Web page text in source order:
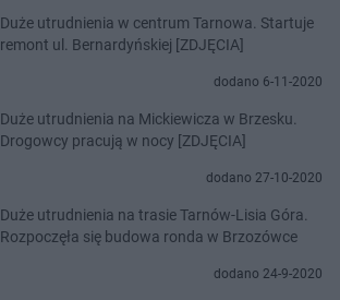
Duże utrudnienia w centrum Tarnowa. Startuje
remont ul. Bernardyńskiej [ZDJĘCIA]
dodano 6-11-2020
Duże utrudnienia na Mickiewicza w Brzesku.
Drogowcy pracują w nocy [ZDJĘCIA]
dodano 27-10-2020
Duże utrudnienia na trasie Tarnów-Lisia Góra.
Rozpoczęła się budowa ronda w Brzozówce
dodano 24-9-2020